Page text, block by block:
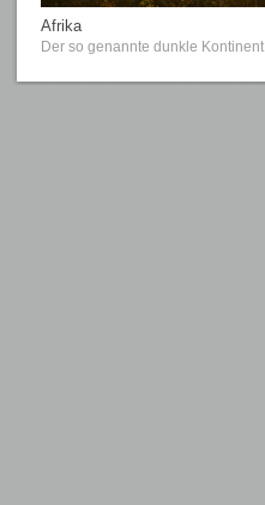
Afrika
Der so genannte dunkle Kontinent